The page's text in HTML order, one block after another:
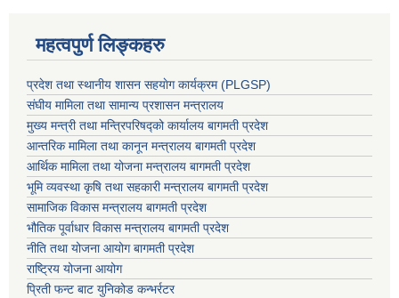
महत्वपुर्ण लिङ्कहरु
प्रदेश तथा स्थानीय शासन सहयाेग कार्यक्रम (PLGSP)
संघीय मामिला तथा सामान्य प्रशासन मन्त्रालय
मुख्य मन्त्री तथा मन्त्रिपरिषद्को कार्यालय बागमती प्रदेश
आन्तरिक मामिला तथा कानून मन्त्रालय बागमती प्रदेश
आर्थिक मामिला तथा योजना मन्त्रालय बागमती प्रदेश
भूमि व्यवस्था कृषि तथा सहकारी मन्त्रालय बागमती प्रदेश
सामाजिक विकास मन्त्रालय बागमती प्रदेश
भौतिक पूर्वाधार विकास मन्त्रालय बागमती प्रदेश
नीति तथा योजना आयोग बागमती प्रदेश
राष्ट्रिय योजना आयोग
प्रिती फन्ट बाट युनिकोड कन्भर्रटर